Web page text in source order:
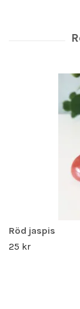
Röd jaspis
25 kr